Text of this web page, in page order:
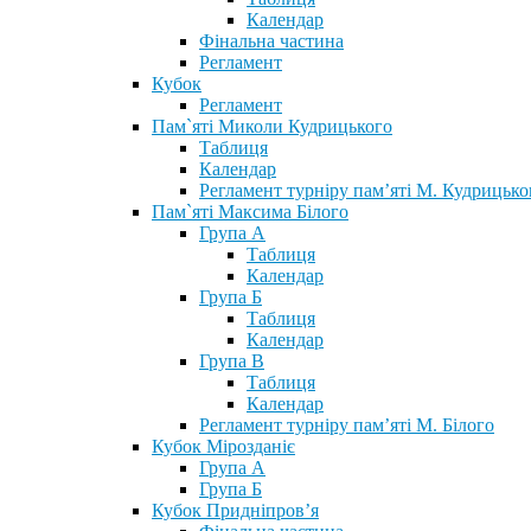
Календар
Фінальна частина
Регламент
Кубок
Регламент
Пам`яті Миколи Кудрицького
Таблиця
Календар
Регламент турніру пам’яті М.
Пам`яті Максима Білого
Група А
Таблиця
Календар
Група Б
Таблиця
Календар
Група В
Таблиця
Календар
Регламент турніру пам’яті М. Білого
Кубок Мірозданіє
Група А
Група Б
Кубок Придніпров’я